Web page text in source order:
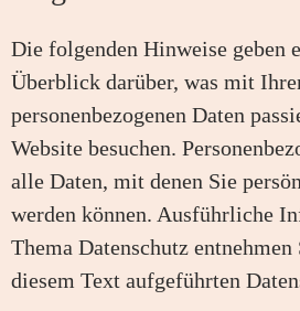
Die folgenden Hinweise geben
Überblick darüber, was mit
personenbezogenen Daten
Website besuchen.
alle Daten, mit denen Sie
werden können. Ausführliche
Thema Datenschutz
diesem Text aufgeführten